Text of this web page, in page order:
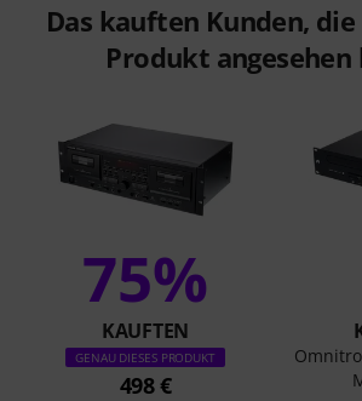
Das kauften Kunden, die
Produkt angesehen
75%
KAUFTEN
GENAU DIESES PRODUKT
498 €